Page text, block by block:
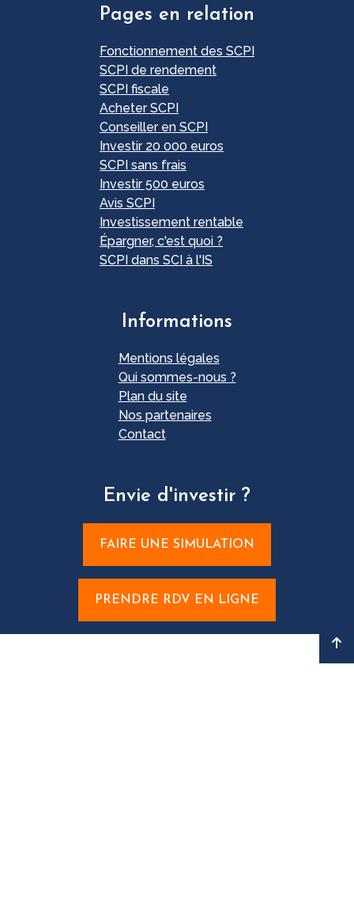
Pages en relation
Fonctionnement des SCPI
SCPI de rendement
SCPI fiscale
Acheter SCPI
Conseiller en SCPI
Investir 20 000 euros
SCPI sans frais
Investir 500 euros
Avis SCPI
Investissement rentable
Épargner, c'est quoi ?
SCPI dans SCI à l'IS
Informations
Mentions légales
Qui sommes-nous ?
Plan du site
Nos partenaires
Contact
Envie d'investir ?
FAIRE UNE SIMULATION
PRENDRE RDV EN LIGNE